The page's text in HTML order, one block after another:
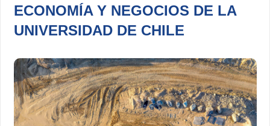
ECONOMÍA Y NEGOCIOS DE LA
UNIVERSIDAD DE CHILE